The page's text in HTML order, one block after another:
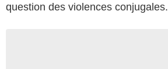
question des violences conjugales.